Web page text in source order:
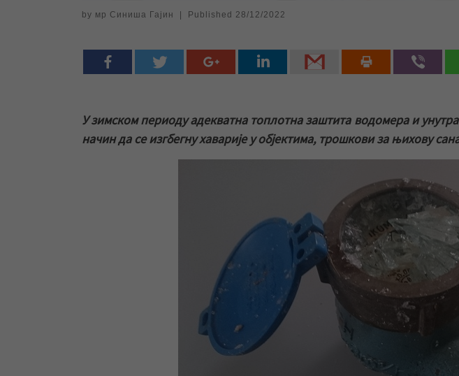
by мр Синиша Гајин Published 28/12/2022
У зимском периоду адекватна топлотна заштита водомера и
начин да се изгбегну хаварије у објектима, трошкови за њихову